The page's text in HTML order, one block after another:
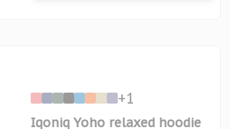
+1
Iqoniq Yoho relaxed hoodie